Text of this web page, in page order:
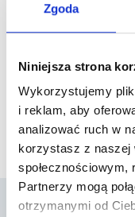
Zgoda
Niniejsza strona
Wykorzystujemy
i reklam, aby
analizować ruch w
korzystasz z naszej
Partnerzy mogą
otrzymanymi od